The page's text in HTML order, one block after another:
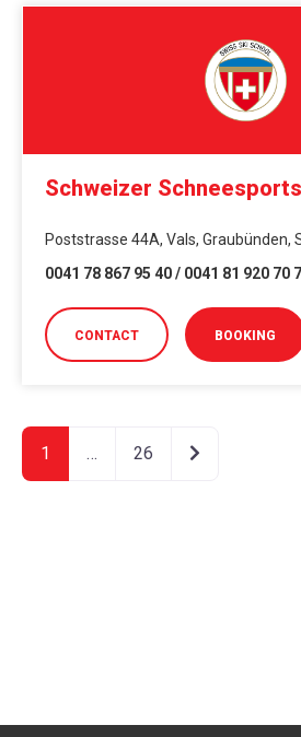
Schweizer
Poststrasse 44A, Vals, Graubünden,
0041 78 867 95 40 / 0041 81 920 70
CONTACT BOOKING
1 … 26 Ältere Beiträge